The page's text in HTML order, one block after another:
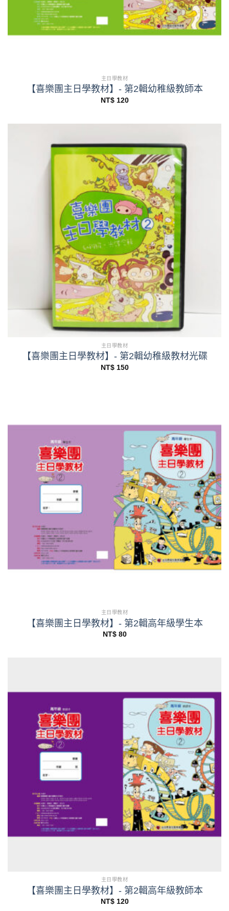
主日學教材
【喜樂團主日學教材】- 第2輯幼稚級教師本
NT$120
主日學教材
【喜樂團主日學教材】- 第2輯幼稚級教材光碟
NT$150
主日學教材
【喜樂團主日學教材】- 第2輯高年級學生本
NT$80
主日學教材
【喜樂團主日學教材】- 第2輯高年級教師本
NT$120